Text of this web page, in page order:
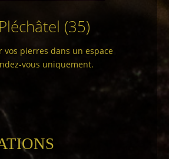
(35)
vos pierres dans un espace
vous uniquement.